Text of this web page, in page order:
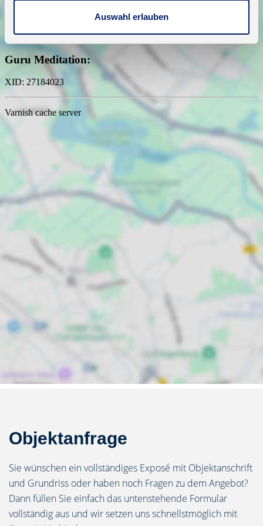
Auswahl erlauben
Objektanfrage
Sie wünschen ein vollständiges Exposé mit Objektanschrift
und Grundriss oder haben noch Fragen zu dem Angebot?
Dann füllen Sie einfach das untenstehende Formular
vollständig aus und wir setzen uns schnellstmöglich mit